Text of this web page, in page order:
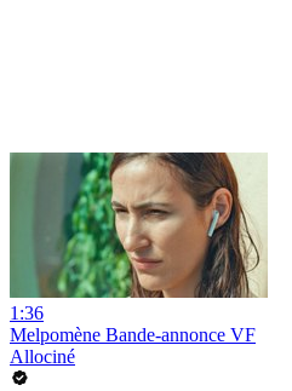
1:36
Melpomène Bande-annonce VF
Allociné